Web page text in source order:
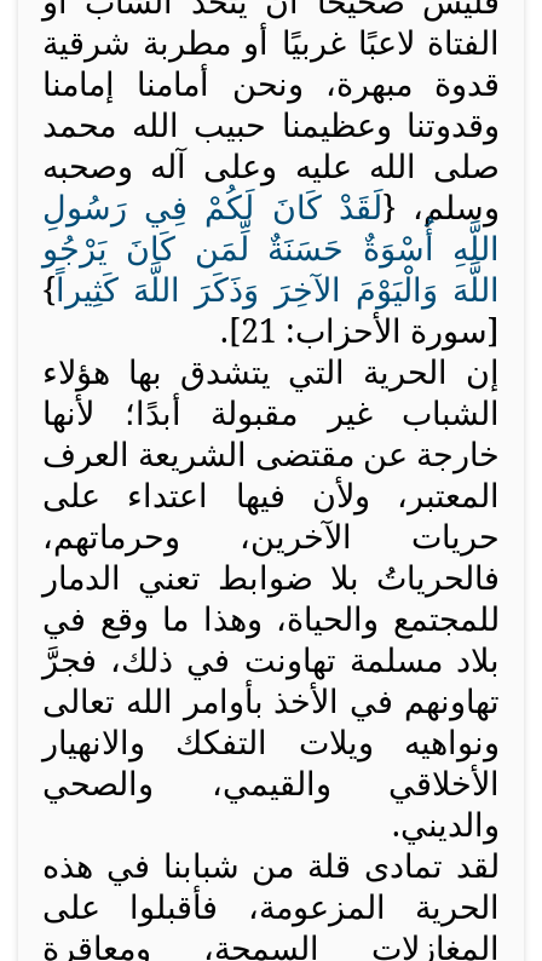
الفتاة لاعبًا غربيًا أو مطربة شرقية
قدوة مبهرة، ونحن أمامنا إمامنا
وقدوتنا وعظيمنا حبيب الله محمد
صلى الله عليه وعلى آله وصحبه
وسلم، {لَقَدْ كَانَ لَكُمْ فِي رَسُولِ
اللَّهِ أُسْوَةٌ حَسَنَةٌ لِّمَن كَانَ يَرْجُو
اللَّهَ وَالْيَوْمَ الآخِرَ وَذَكَرَ اللَّهَ كَثِيراً}
[سورة الأحزاب: 21].
إن الحرية التي يتشدق بها هؤلاء
الشباب غير مقبولة أبدًا؛ لأنها
خارجة عن مقتضى الشريعة العرف
المعتبر، ولأن فيها اعتداء على
حريات الآخرين، وحرماتهم،
فالحرياتُ بلا ضوابط تعني الدمار
للمجتمع والحياة، وهذا ما وقع في
بلاد مسلمة تهاونت في ذلك، فجرَّ
تهاونهم في الأخذ بأوامر الله تعالى
ونواهيه ويلات التفكك والانهيار
الأخلاقي والقيمي، والصحي
والديني.
لقد تمادى قلة من شبابنا في هذه
الحرية المزعومة، فأقبلوا على
المغازلات السمجة، ومعاقرة